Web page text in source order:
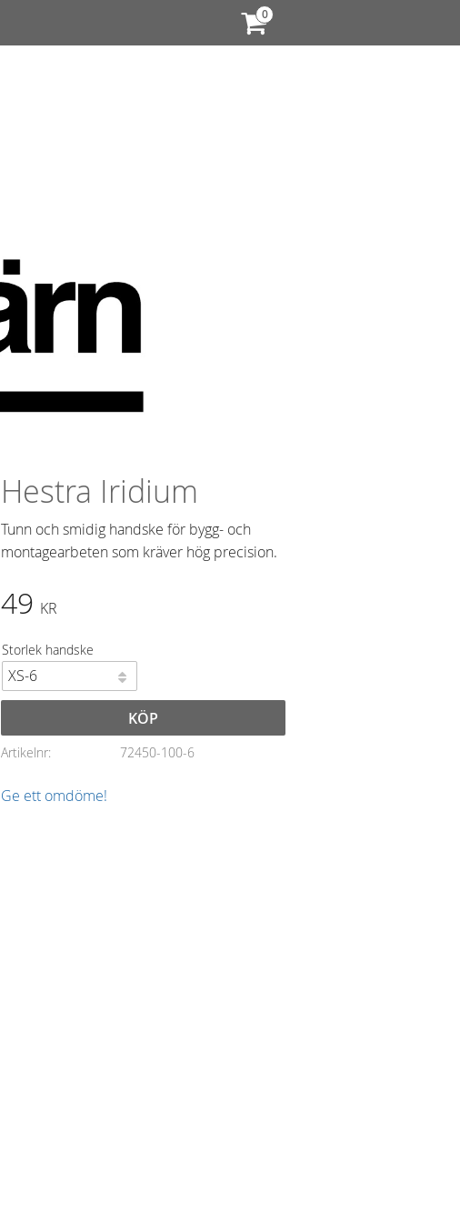
Hestra Iridium
Tunn och smidig handske för bygg- och
montagearbeten som kräver hög precision.
49 KR
Storlek handske
KÖP
Artikelnr 72450-100-6
Ge ett omdöme!